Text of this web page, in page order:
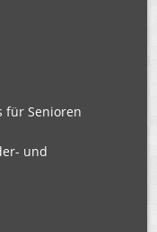
für Senioren
und